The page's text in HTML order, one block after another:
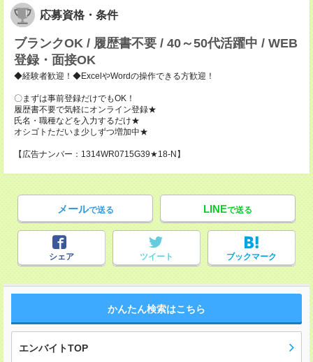
応募資格・条件
ブランクOK / 履歴書不要 / 40～50代活躍中 / WEB
登録・面接OK
◆経験者歓迎！◆ExcelやWordの操作できる方歓迎！
〇まずは事前登録だけでもOK！
履歴書不要で気軽にオンライン登録★
氏名・職種などを入力するだけ★
オシゴトただいま少しずつ増加中★
【広告ナンバー：1314WR0715G39★18-N】
メールで送る LINEで送る
シェア ツイート ブックマーク
かんたん検索はこちら
エンバイトTOP